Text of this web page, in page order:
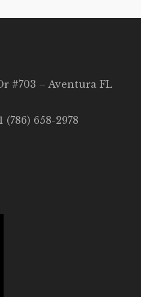
#703 – Aventura FL
(786) 658-2978